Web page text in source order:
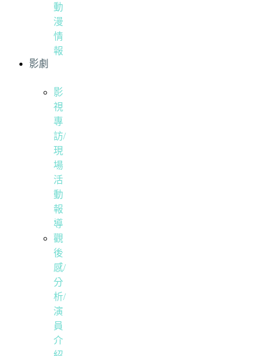
動
漫
情
報
影劇
影
視
專
訪/
現
場
活
動
報
導
觀
後
感/
分
析/
演
員
介